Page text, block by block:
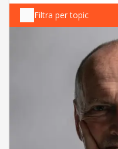
Filtra per topic